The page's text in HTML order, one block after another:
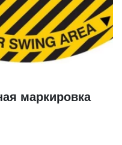
маркировка